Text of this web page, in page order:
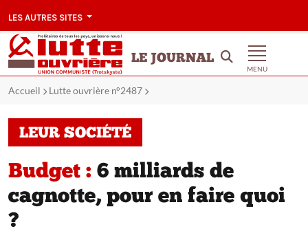
LES AUTRES SITES
LE JOURNAL
MENU
Accueil Lutte ouvrière n°2487
LEUR SOCIÉTÉ
Budget : 6 milliards de
cagnotte, pour en faire quoi
?